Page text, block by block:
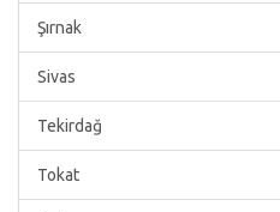
Şırnak
Sivas
Tekirdağ
Tokat